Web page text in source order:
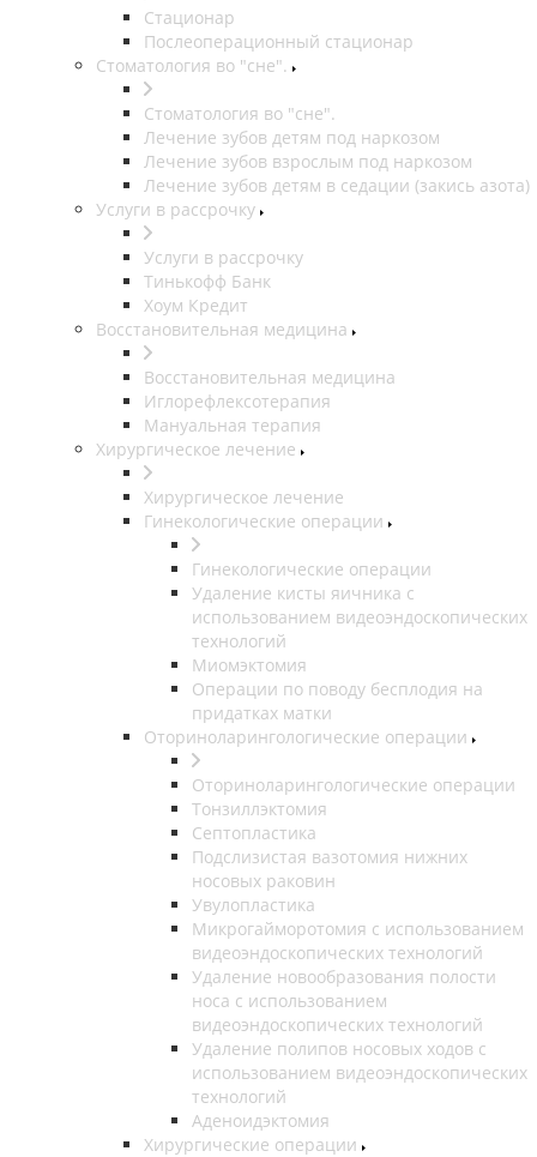
Стационар
Послеоперационный стационар
Стоматология во "сне".
Стоматология во "сне".
Лечение зубов детям под наркозом
Лечение зубов взрослым под наркозом
Лечение зубов детям в седации (закись азота)
Услуги в рассрочку
Услуги в рассрочку
Тинькофф Банк
Хоум Кредит
Восстановительная медицина
Восстановительная медицина
Иглорефлексотерапия
Мануальная терапия
Хирургическое лечение
Хирургическое лечение
Гинекологические операции
Гинекологические операции
Удаление кисты яичника с
использованием видеоэндоскопических
технологий
Миомэктомия
Операции по поводу бесплодия на
придатках матки
Оториноларингологические операции
Оториноларингологические операции
Тонзиллэктомия
Септопластика
Подслизистая вазотомия нижних
носовых раковин
Увулопластика
Микрогайморотомия с использованием
видеоэндоскопических технологий
Удаление новообразования полости
носа с использованием
видеоэндоскопических технологий
Удаление полипов носовых ходов с
использованием видеоэндоскопических
технологий
Аденоидэктомия
Хирургические операции